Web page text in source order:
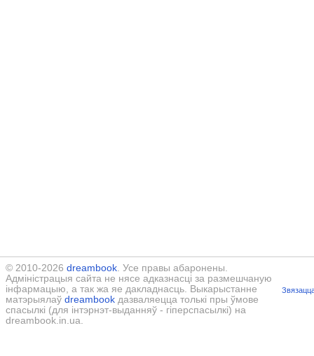
© 2010-2026 dreambook. Усе правы абаронены.
Адміністрацыя сайта не нясе адказнасці за размешчаную
інфармацыю, а так жа яе дакладнасць. Выкарыстанне
матэрыялаў dreambook дазваляецца толькі пры ўмове
спасылкі (для інтэрнэт-выданняў - гіперспасылкі) на
dreambook.in.ua.